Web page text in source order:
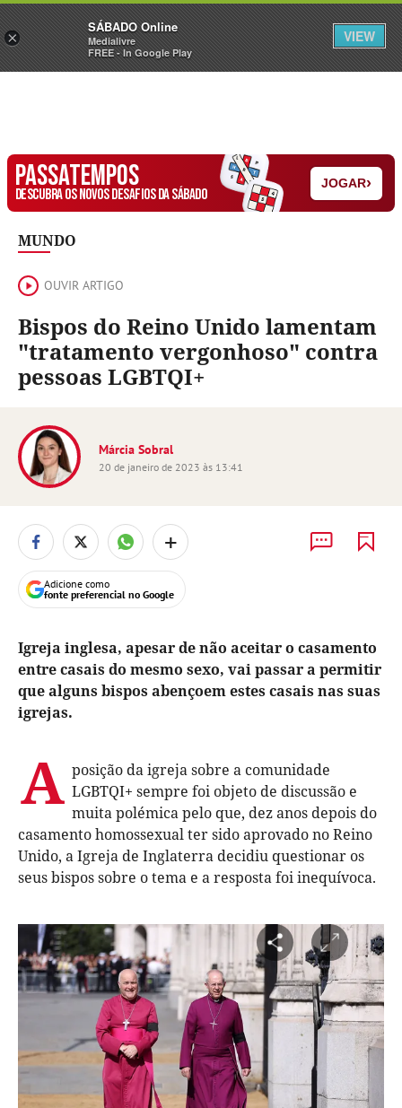
Sábado Assine Iniciar Sessão
PASSATEMPOS
DESCUBRA OS NOVOS DESAFIOS DA SÁBADO
JOGAR›
MUNDO
OUVIR ARTIGO
Bispos do Reino Unido lamentam
"tratamento vergonhoso" contra
pessoas LGBTQI+
Márcia Sobral
20 de janeiro de 2023 às 13:41
+
Adicione como
fonte preferencial no Google
Igreja inglesa, apesar de não aceitar o casamento
entre casais do mesmo sexo, vai passar a permitir
que alguns bispos abençoem estes casais nas suas
igrejas.
A posição da igreja sobre a comunidade
LGBTQI+ sempre foi objeto de discussão e
muita polémica pelo que, dez anos depois do
casamento homossexual ter sido aprovado no Reino
Unido, a Igreja de Inglaterra decidiu questionar os
seus bispos sobre o tema e a resposta foi inequívoca.
×
SÁBADO Online
Medialivre
FREE - In Google Play
VIEW